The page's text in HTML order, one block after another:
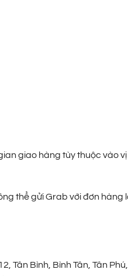
giao hàng tùy thuộc vào vị
thể gửi Grab với đơn hàng
Tân Bình, Bình Tân, Tân Phú,